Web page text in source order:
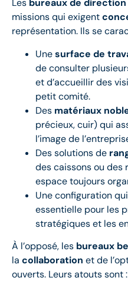
Les bureaux de direction
missions qui exigent
représentation. Ils se
Unesurface de
de consulter
et d’accueillir des
petit comité.
Des matériaux
précieux, cuir) qui
l’image de
Des solutions de
des caissons ou des
espace toujours
Une configuration
essentielle pour les
stratégiques et les
À l’opposé, les bureaux
la collaboration et de
ouverts. Leurs atouts sont :